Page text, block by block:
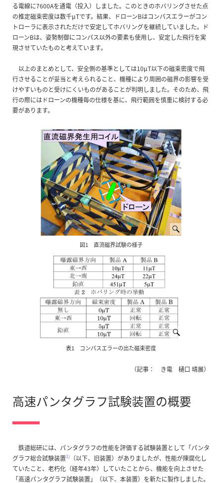
る電線に7600Aを通電（投入）しました。このときのホバリングさせた点
の推定磁束密度は数千µTです。結果、ドローンBはコンパスエラーがコン
トローラに表示されただけで安定してホバリングを継続していました。ド
ローンBは、姿勢制御にコンパス以外の要素も使用し、安定した飛行を実
現させていたものと考えています。
以上のまとめとして、安全側の基準としては10µT以下の磁束密度で飛
行させることが妥当と考えられること、機種により周囲の磁界の影響を受
けやすいものと受けにくいものがあることが判明しました。そのため、飛
行の際にはドローンの機種毎の仕様を基に、飛行範囲を慎重に検討する必
要があります。
図1 直流磁界試験の様子
表1 コンパスエラーの出た磁束密度
（記事： き電 樋口 靖展）
高速パンタグラフ試験装置の概要
鉄道総研には、パンタグラフの性能を評価する試験装置として「パンタ
グラフ総合試験装置1)
（以下、旧装置）がありましたが、性能が陳腐化し
ていたこと、老朽化（経年43年）していたことから、機能を向上させた
「高速パンタグラフ試験装置」（以下、本装置）を新たに製作しました。